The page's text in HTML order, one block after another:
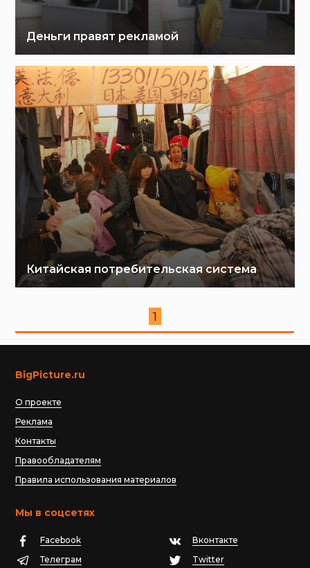
Деньги правят рекламой
Китайская потребительская система
1
BigPicture.ru
О проекте
Реклама
Контакты
Правообладателям
Правила использования материалов
Мы в соцсетях
Facebook
Вконтакте
Телеграм
Twitter